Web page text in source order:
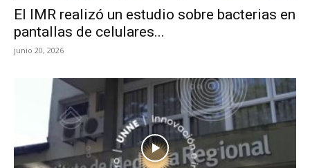
El IMR realizó un estudio sobre bacterias en
pantallas de celulares...
junio 20, 2026